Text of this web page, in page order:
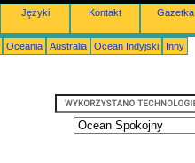
Języki Kontakt Gazetka
Oceania Australia Ocean Indyjski Inny